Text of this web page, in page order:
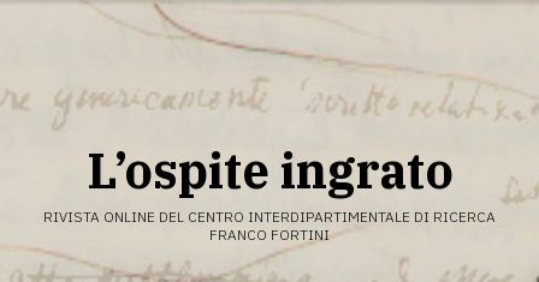
L’ospite ingrato
RIVISTA ONLINE DEL CENTRO INTERDIPARTIMENTALE DI RICERCA
FRANCO FORTINI